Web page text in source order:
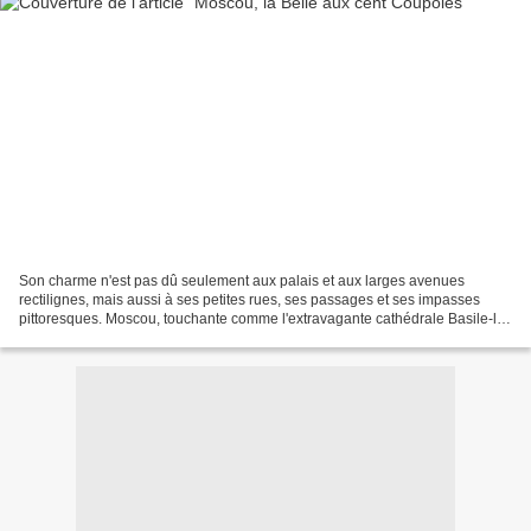
Son charme n'est pas dû seulement aux palais et aux larges avenues
rectilignes, mais aussi à ses petites rues, ses passages et ses impasses
pittoresques. Moscou, touchante comme l'extravagante cathédrale Basile-le-